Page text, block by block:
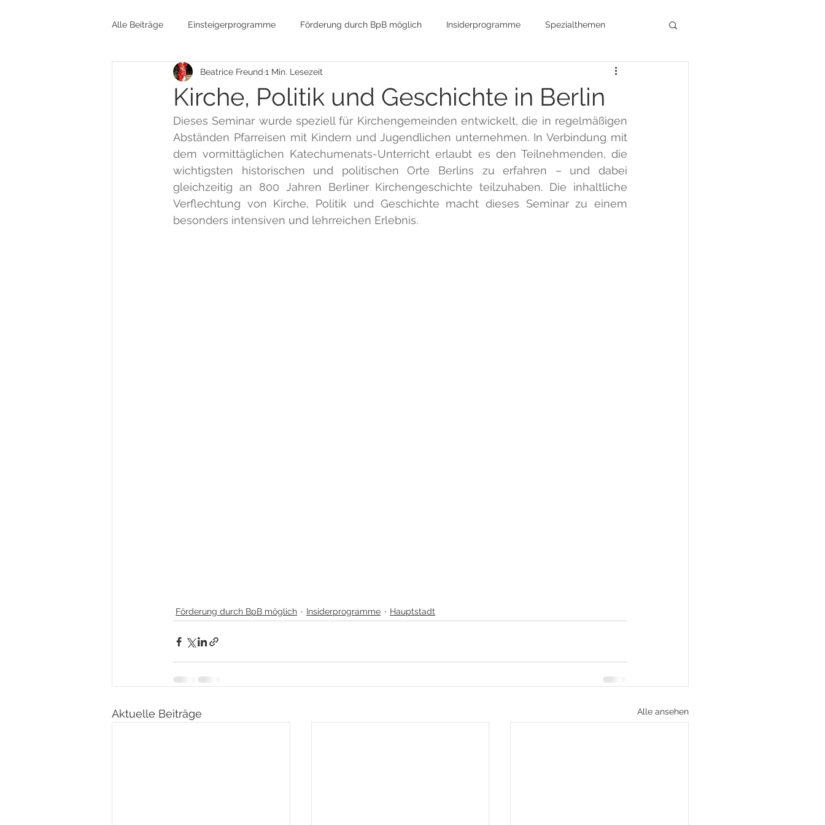
Alle Beiträge Einsteigerprogramme Förderung durch BpB möglich Insiderprogramme Spezialthemen
Gedenkkultur Flüchtlinge Globalisierung Architektur
Nationalsozialismus Glaube Wende / Wiedervereinigung DDR / Kalter Krieg Politik
Preußen / Kaiserreich Edition RTH Obdachlosigkeit Sozialpolitik
Kirche, Politik und Geschichte in Berlin
Beatrice Freund 1 Min. Lesezeit
Dieses Seminar wurde speziell für Kirchengemeinden entwickelt, die in regelmäßigen
Abständen Pfarreisen mit Kindern und Jugendlichen unternehmen. In Verbindung mit
dem vormittäglichen Katechumenats-Unterricht erlaubt es den Teilnehmenden, die
wichtigsten historischen und politischen Orte Berlins zu erfahren – und dabei
gleichzeitig an 800 Jahren Berliner Kirchengeschichte teilzuhaben. Die inhaltliche
Verflechtung von Kirche, Politik und Geschichte macht dieses Seminar zu einem
besonders intensiven und lehrreichen Erlebnis.
Förderung durch BpB möglich Insiderprogramme Hauptstadt
Aktuelle Beiträge Alle ansehen